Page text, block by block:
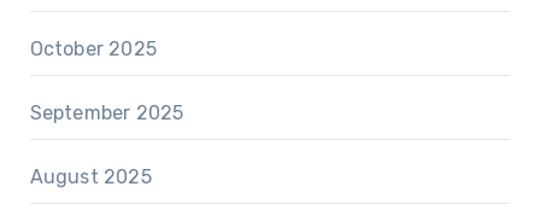
October 2025
September 2025
August 2025